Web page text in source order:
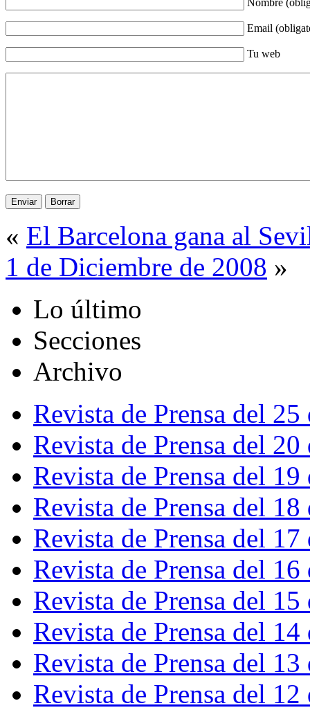
Nombre
Email
Tu web
« El Barcelona gana al
1 de Diciembre de 2008 »
Lo último
Secciones
Archivo
Revista de Prensa del
Revista de Prensa del
Revista de Prensa del
Revista de Prensa del
Revista de Prensa del
Revista de Prensa del
Revista de Prensa del
Revista de Prensa del
Revista de Prensa del
Revista de Prensa del